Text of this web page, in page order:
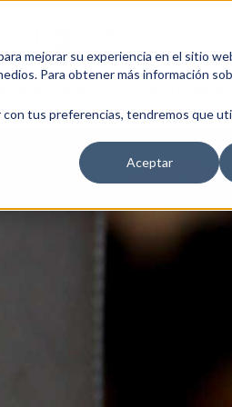
mejorar su experiencia en el sitio
Para obtener más información
tus preferencias, tendremos que
Aceptar